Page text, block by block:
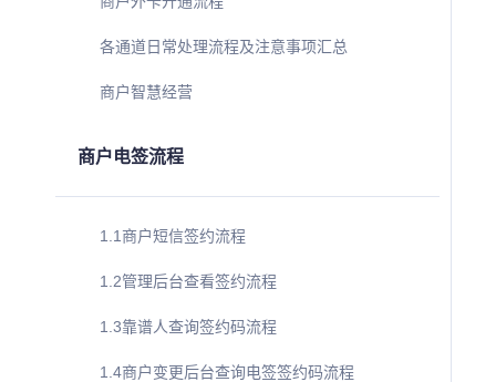
各通道日常处理流程及注意事项汇总
商户智慧经营
商户电签流程
1.1商户短信签约流程
1.2管理后台查看签约流程
1.3靠谱人查询签约码流程
1.4商户变更后台查询电签签约码流程